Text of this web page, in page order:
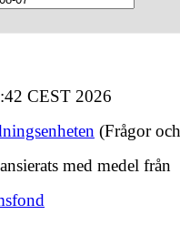
CEST 2026
(Frågor
med medel från